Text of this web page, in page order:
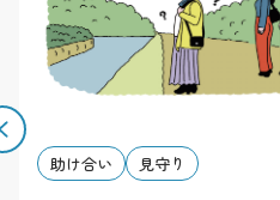
は一切責任を負いかねます
する場合があります。予めご
助け合い 見守り